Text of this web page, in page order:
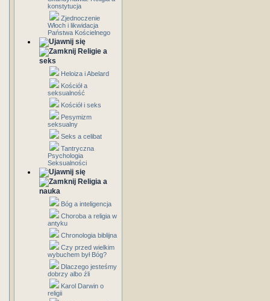
konstytucja
Zjednoczenie
Włoch i likwidacja
Państwa Kościelnego
Religie a
seks
Heloiza i Abelard
Kościół a
seksualność
Kościół i seks
Pesymizm
seksualny
Seks a celibat
Tantryczna
Psychologia
Seksualności
Religia a
nauka
Bóg a inteligencja
Choroba a religia w
antyku
Chronologia biblijna
Czy przed wielkim
wybuchem był Bóg?
Dlaczego jesteśmy
dobrzy albo źli
Karol Darwin o
religii